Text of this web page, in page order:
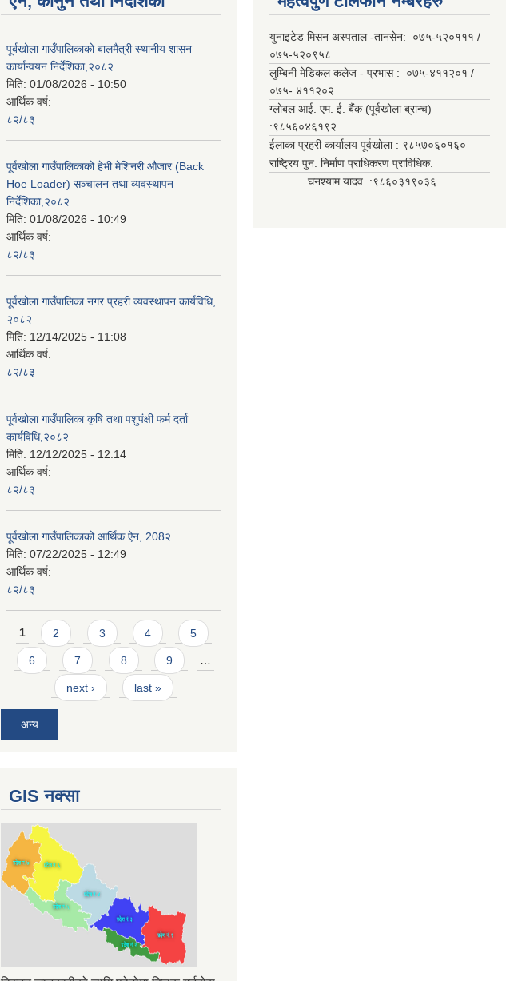
पूर्बखोला गाउँपालिकाको बालमैत्री स्थानीय शासन
कार्यान्वयन निर्देशिका,२०८२
मिति: 01/08/2026 - 10:50
आर्थिक वर्ष:
८२/८३
पूर्वखोला गाउँपालिकाको हेभी मेशिनरी औजार (Back
Hoe Loader) सञ्चालन तथा व्यवस्थापन
निर्देशिका,२०८२
मिति: 01/08/2026 - 10:49
आर्थिक वर्ष:
८२/८३
पूर्वखोला गाउँपालिका नगर प्रहरी व्यवस्थापन कार्यविधि,
२०८२
मिति: 12/14/2025 - 11:08
आर्थिक वर्ष:
८२/८३
पूर्वखोला गाउँपालिका कृषि तथा पशुपंक्षी फर्म दर्ता
कार्यविधि,२०८२
मिति: 12/12/2025 - 12:14
आर्थिक वर्ष:
८२/८३
पूर्वखोला गाउँपालिकाको आर्थिक ऐन, 208२
मिति: 07/22/2025 - 12:49
आर्थिक वर्ष:
८२/८३
Pages
1 2 3 4 5
6 7 8 9 …
next › last »
अन्य
युनाइटेड मिसन अस्पताल -तानसेन: ०७५-५२०१११ /
०७५-५२०९५८
लुम्बिनी मेडिकल कलेज - प्रभास : ०७५-४११२०१ /
०७५- ४११२०२
ग्लोबल आई. एम. ई. बैंक (पूर्वखोला ब्रान्च)
:९८५६०४६१९२
ईलाका प्रहरी कार्यालय पूर्वखोला : ९८५७०६०१६०
राष्ट्रिय पुन: निर्माण प्राधिकरण प्राविधिक:
घनश्याम यादव :९८६०३१९०३६
GIS नक्सा